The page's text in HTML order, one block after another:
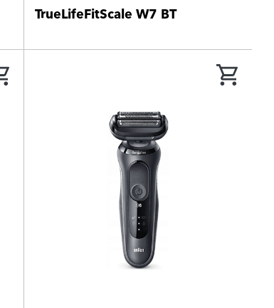
TrueLifeFitScale W7 BT